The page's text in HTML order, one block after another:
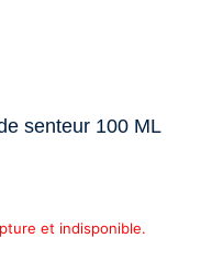
senteur 100 ML
et indisponible.